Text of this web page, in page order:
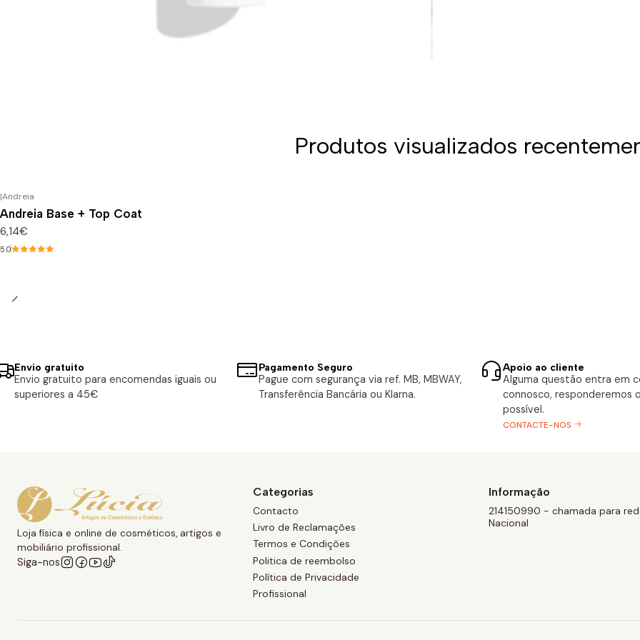
Produtos visualizados
|Andreia
Andreia Base + Top Coat
6,14€
5.0
Envio gratuito
Envio gratuito para encomendas iguais ou
superiores a 45€
Pagamento Seguro
Pague com segurança via ref. MB, MBWAY,
Transferência Bancária ou Klarna.
Apoio ao cliente
Alguma questão entra em
connosco, responderemos
possível.
CONTACTE-NOS
Loja física e online de cosméticos, artigos e
mobiliário profissional.
Siga-nos
Categorias
Contacto
Livro de Reclamações
Termos e Condições
Politica de reembolso
Política de Privacidade
Profissional
Informação
214150990 - chamada para
Nacional